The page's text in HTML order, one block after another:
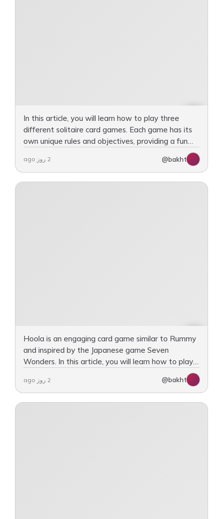
In this article, you will learn how to play three
different solitaire card games. Each game has its
own unique rules and objectives, providing a fun
@bakht 2 روز ago
Hoola is an engaging card game similar to Rummy
and inspired by the Japanese game Seven
Wonders. In this article, you will learn how to play
gameplay procedures.…
@bakht 2 روز ago